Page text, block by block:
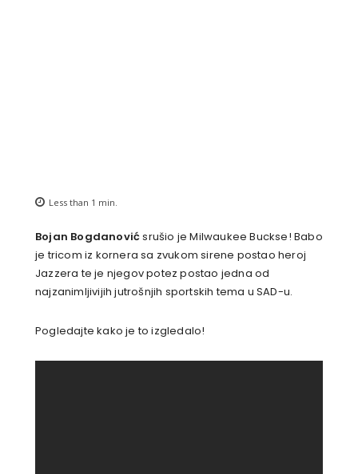
Less than 1 min.
Bojan Bogdanovićsrušio je Milwaukee Buckse! Babo
je tricom iz kornera sa zvukom sirene postao heroj
Jazzera te je njegov potez postao jedna od
najzanimljivijih jutrošnjih sportskih tema u SAD-u.
Pogledajte kako je to izgledalo!